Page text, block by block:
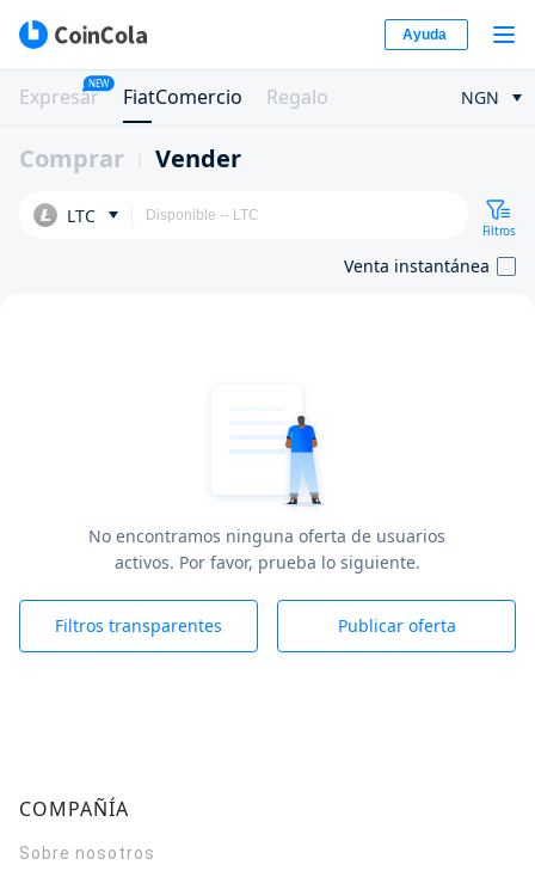
Ayuda
Expresar
NEW
FiatComercio Regalo NGN
Comprar Vender
LTC
Filtros
Venta instantánea
No encontramos ninguna oferta de usuarios
activos. Por favor, prueba lo siguiente.
Filtros transparentes Publicar oferta
COMPAÑÍA
Sobre nosotros